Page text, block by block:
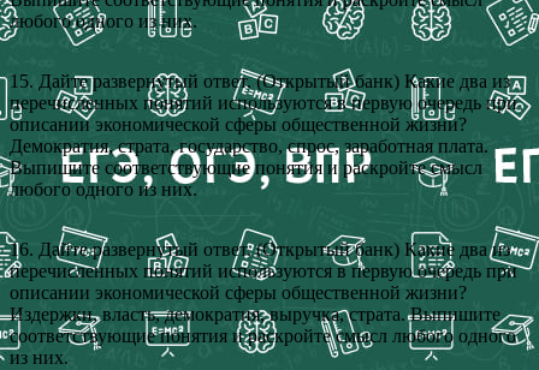
любого одного из них.
15. Дайте развернутый ответ. (Открытый банк) Какие два из
перечисленных понятий используются в первую очередь при
описании экономической сферы общественной жизни?
Демократия, страта, государство, спрос, заработная плата.
Выпишите соответствующие понятия и раскройте смысл
любого одного из них.
16. Дайте развернутый ответ. (Открытый банк) Какие два из
перечисленных понятий используются в первую очередь при
описании экономической сферы общественной жизни?
Издержки, власть, демократия, выручка, страта. Выпишите
соответствующие понятия и раскройте смысл любого одного
из них.